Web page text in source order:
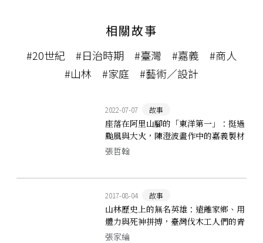
相關故事
#20世紀 #日治時期 #臺灣 #嘉義
#商人
#山林
#家庭 #藝術／設計
2022-07-07 故事
座落在阿里山腳的「東洋第一」：挺過
颱風與大火，陳澄波畫作中的嘉義製材
所
張哲翰
2017-08-04 故事
山林歷史上的無名英雄：遠離家鄉、用
體力與死神拼搏，臺灣伐木工人們的青
春和血淚
張家綸